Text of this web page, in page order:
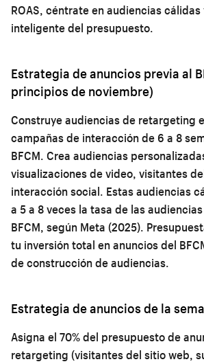
ROAS, céntrate en audiencias
inteligente del presupuesto.
Estrategia de anuncios previa al
principios de noviembre)
Construye audiencias de retargeting
campañas de interacción de 6 a 8
BFCM. Crea audiencias
visualizaciones de video, visitantes
interacción social. Estas audiencias
a 5 a 8 veces la tasa de las
BFCM, según Meta (2025).
tu inversión total en anuncios del
de construcción de audiencias.
Estrategia de anuncios de la
Asigna el 70% del presupuesto de
retargeting (visitantes del sitio web,